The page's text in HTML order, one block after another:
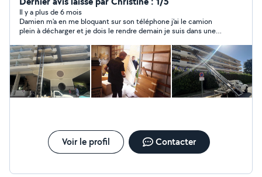
Il y a plus de 6 mois
Damien m'a en me bloquant sur son téléphone j'ai le camion
plein à décharger et je dois le rendre demain je suis dans une
du tout d'être sur allô voisin
Voir le profil Contacter